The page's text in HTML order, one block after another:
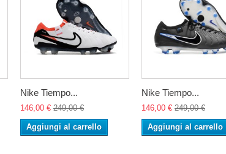
Nike Tiempo...
146,00 € 249,00 €
Aggiungi al carrello
Nike Tiempo...
146,00 € 249,00 €
Aggiungi al carrello